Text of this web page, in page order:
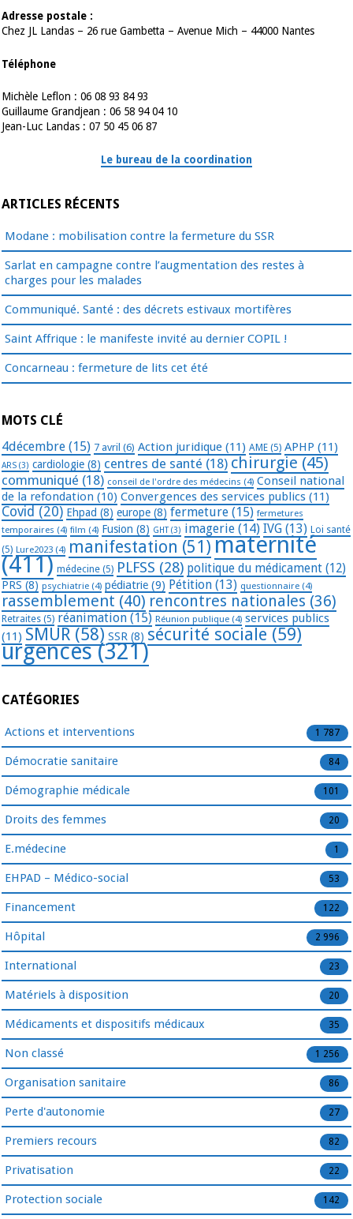
Adresse postale :
Chez JL Landas – 26 rue Gambetta – Avenue Mich – 44000 Nantes
Téléphone
Michèle Leflon : 06 08 93 84 93
Guillaume Grandjean : 06 58 94 04 10
Jean-Luc Landas : 07 50 45 06 87
Le bureau de la coordination
ARTICLES RÉCENTS
Modane : mobilisation contre la fermeture du SSR
Sarlat en campagne contre l’augmentation des restes à
charges pour les malades
Communiqué. Santé : des décrets estivaux mortifères
Saint Affrique : le manifeste invité au dernier COPIL !
Concarneau : fermeture de lits cet été
MOTS CLÉ
4décembre (15) 7 avril (6) Action juridique (11) AME (5) APHP (11)
ARS (3) cardiologie (8) centres de santé (18) chirurgie (45)
communiqué (18) conseil de l'ordre des médecins (4) Conseil national
de la refondation (10) Convergences des services publics (11)
Covid (20) Ehpad (8) europe (8) fermeture (15) fermetures
temporaires (4) film (4) Fusion (8) GHT(3) imagerie (14) IVG (13) Loi santé
(5) Lure2023 (4) manifestation (51) maternité
(411) médecine (5) PLFSS (28) politique du médicament (12)
PRS (8) psychiatrie (4) pédiatrie (9) Pétition (13) questionnaire (4)
rassemblement (40) rencontres nationales (36)
Retraites (5) réanimation (15) Réunion publique (4) services publics
(11) SMUR (58) SSR (8) sécurité sociale (59)
urgences(321)
CATÉGORIES
Actions et interventions 1 787
Démocratie sanitaire 84
Démographie médicale 101
Droits des femmes 20
E.médecine 1
EHPAD – Médico-social 53
Financement 122
Hôpital 2 996
International 23
Matériels à disposition 20
Médicaments et dispositifs médicaux 35
Non classé 1 256
Organisation sanitaire 86
Perte d'autonomie 27
Premiers recours 82
Privatisation 22
Protection sociale 142